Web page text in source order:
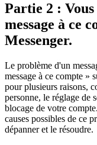
Partie 2 : Vous
message à ce
Messenger.
Le problème d'un
message à ce compte »
pour plusieurs raisons,
personne, le réglage de
blocage de votre
causes possibles de ce
dépanner et le résoudre.